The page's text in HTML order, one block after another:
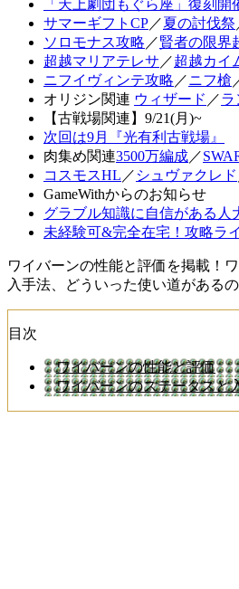
「天上劇団もぐら座」復刻開
サマーギフトCP／夏の討伐祭
ソロモナス攻略 ／賢者の限界
超越マリアテレサ ／超越カイ
ニフイヴィンテ攻略 ／ニフ槍
オリジン関連 ウィザード ／ラ
【古戦場関連】9/21(月)~
次回は9月『光有利古戦場』
肉集め関連3500万編成／
コスモスHL ／ シュヴァクレド
GameWithからのお知らせ
グラブル知識に自信がある人
未経験可&完全在宅！攻略ラ
ワイバーンの性能と評価を掲載！
入手法、どういった使い道がある
目次
ワイバーンの性能と評価
ワイバーンのステータスと